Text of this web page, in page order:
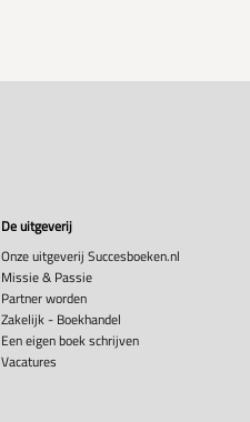
De uitgeverij
Onze uitgeverij Succesboeken.nl
Missie & Passie
Partner worden
Zakelijk - Boekhandel
Een eigen boek schrijven
Vacatures